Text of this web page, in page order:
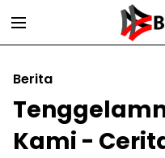
Berita
Kami -